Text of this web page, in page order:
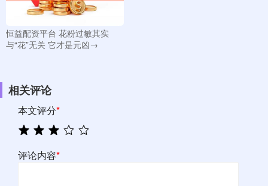
恒益配资平台 花粉过敏其实
与“花”无关 它才是元凶→
相关评论
本文评分*
评论内容*